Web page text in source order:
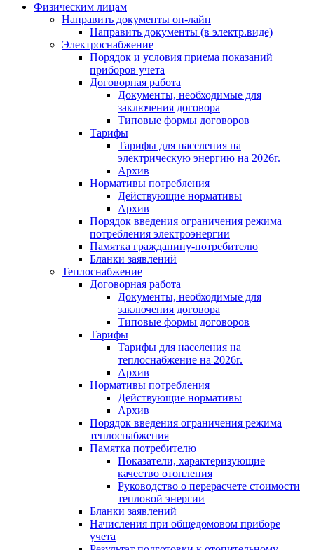
Физическим лицам
Направить документы он-лайн
Направить документы (в электр.виде)
Электроснабжение
Порядок и условия приема показаний
приборов учета
Договорная работа
Документы, необходимые для
заключения договора
Типовые формы договоров
Тарифы
Тарифы для населения на
электрическую энергию на 2026г.
Архив
Нормативы потребления
Действующие нормативы
Архив
Порядок введения ограничения режима
потребления электроэнергии
Памятка гражданину-потребителю
Бланки заявлений
Теплоснабжение
Договорная работа
Документы, необходимые для
заключения договора
Типовые формы договоров
Тарифы
Тарифы для населения на
теплоснабжение на 2026г.
Архив
Нормативы потребления
Действующие нормативы
Архив
Порядок введения ограничения режима
теплоснабжения
Памятка потребителю
Показатели, характеризующие
качество отопления
Руководство о перерасчете стоимости
тепловой энергии
Бланки заявлений
Начисления при общедомовом приборе
учета